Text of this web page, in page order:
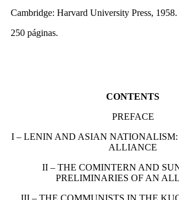
Cambridge: Harvard University Press, 1958.
250 páginas.
CONTENTS
PREFACE
I – LENIN AND ASIAN NATIONALISM:
ALLIANCE
II – THE COMINTERN AND
PRELIMINARIES OF AN